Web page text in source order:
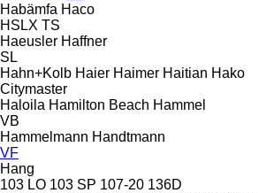
Habämfa Haco
HSLX TS
Haeusler Haffner
SL
Hahn+Kolb Haier Haimer Haitian Hako
Citymaster
Haloila Hamilton Beach Hammel
VB
Hammelmann Handtmann
VF
Hang
103 LO 103 SP 107-20 136D